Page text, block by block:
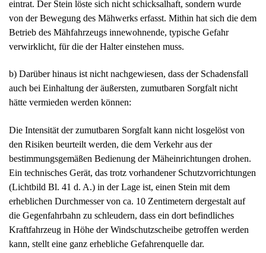
von der Bewegung des Mähwerks erfasst. Mithin hat sich die dem
Betrieb des Mähfahrzeugs innewohnende, typische Gefahr
verwirklicht, für die der Halter einstehen muss.
auch bei Einhaltung der äußersten, zumutbaren Sorgfalt nicht
hätte vermieden werden können:
den Risiken beurteilt werden, die dem Verkehr aus der
bestimmungsgemäßen Bedienung der Mäheinrichtungen drohen.
Ein technisches Gerät, das trotz vorhandener Schutzvorrichtungen
(Lichtbild Bl. 41 d. A.) in der Lage ist, einen Stein mit dem
erheblichen Durchmesser von ca. 10 Zentimetern dergestalt auf
die Gegenfahrbahn zu schleudern, dass ein dort befindliches
Kraftfahrzeug in Höhe der Windschutzscheibe getroffen werden
kann, stellt eine ganz erhebliche Gefahrenquelle dar.